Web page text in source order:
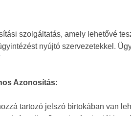
szolgáltatás, amely lehetővé
nyújtó szervezetekkel.
Azonosítás:
tartozó jelszó birtokában van